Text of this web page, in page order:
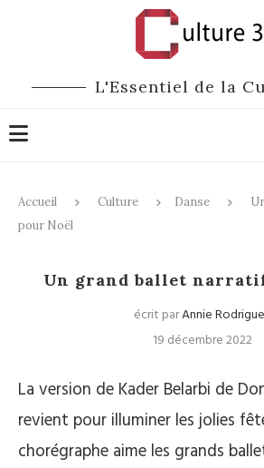
L'Essentiel de la
Accueil Culture Danse
pour Noël
Un grand ballet
écrit parAnnie
19 décembre 2022
La version de Kader Belarbi de
revient pour illuminer les jolies
chorégraphe aime les grands